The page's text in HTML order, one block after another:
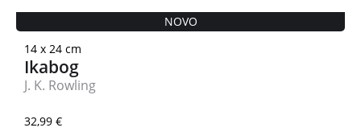
NOVO
14 x 24 cm
Ikabog
J. K. Rowling
32,99 €